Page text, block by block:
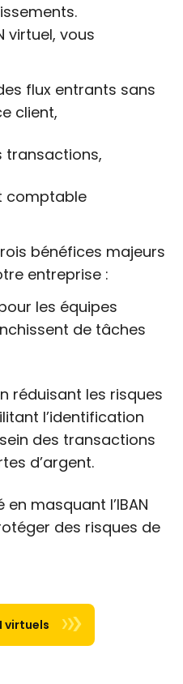
virtuel, vous
flux entrants sans
client,
transactions,
comptable
bénéfices majeurs
entreprise :
les équipes
de tâches
réduisant les risques
l’identification
des transactions
d’argent.
masquant l’IBAN
des risques de
virtuels